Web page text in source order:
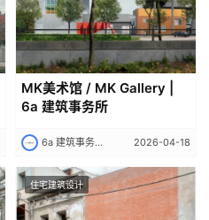
注册
MK美术馆 / MK Gallery |
6a 建筑事务所
6a 建筑事务所｜6a architects 2026-04-18
住宅建筑设计